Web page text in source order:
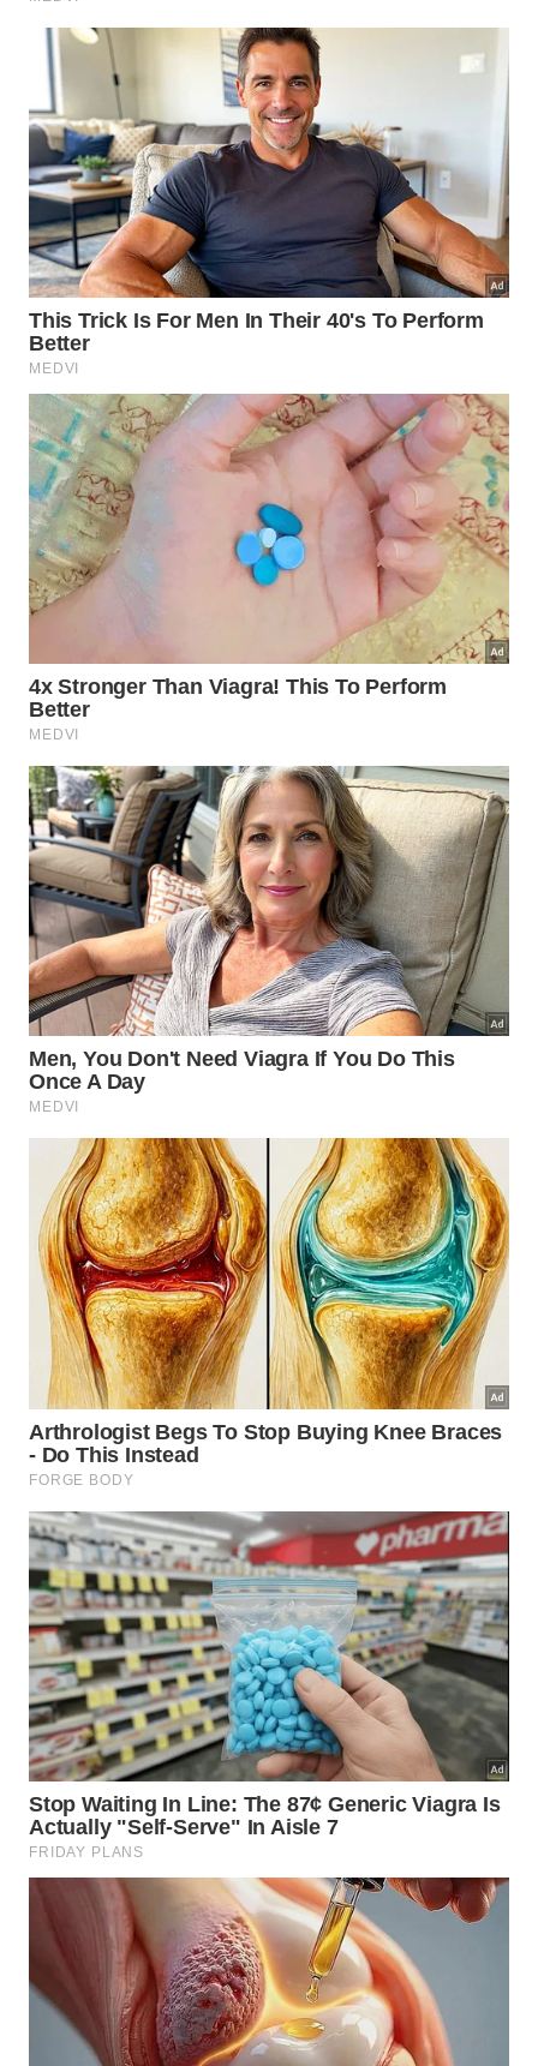
Uma das dezenas de múmias do acervo
Originária de Karnak, no Egito, essa múmia conserva
o corpo de uma mulher idosa chamada Katebet,
uma cantora de Amón, o deus egípcio. Embora
justamente o estado de conservação que a
diferencia das demais múmias do British Museum –
nada mal para um corpo embalsamado desde 1.250
a.C.
Tesouro de Oxus
A carruagem de ouro, uma das peças mais importantes do
Tesouro de Oxus
Formado por 180 itens de ouro e prata, é
provavelmente a maior coleção sobrevivente do
Império Aquemênida, conhecido também como
Primeiro Império Persa. Encontradas no rio Oxus
(Amu Dária, em português), que corta a Ásia
Central, essas peças datam do século 5 a.C. Um
dos objetos mais importantes é uma carruagem
puxada por quatro cavalos, dona de uma riqueza de
detalhes vistas somente durante o Renascimento,
mais de mil anos depois.
Rei de Ife